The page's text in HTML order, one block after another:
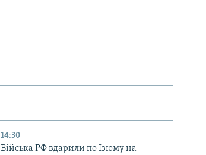
14:30
Війська РФ вдарили по Ізюму на